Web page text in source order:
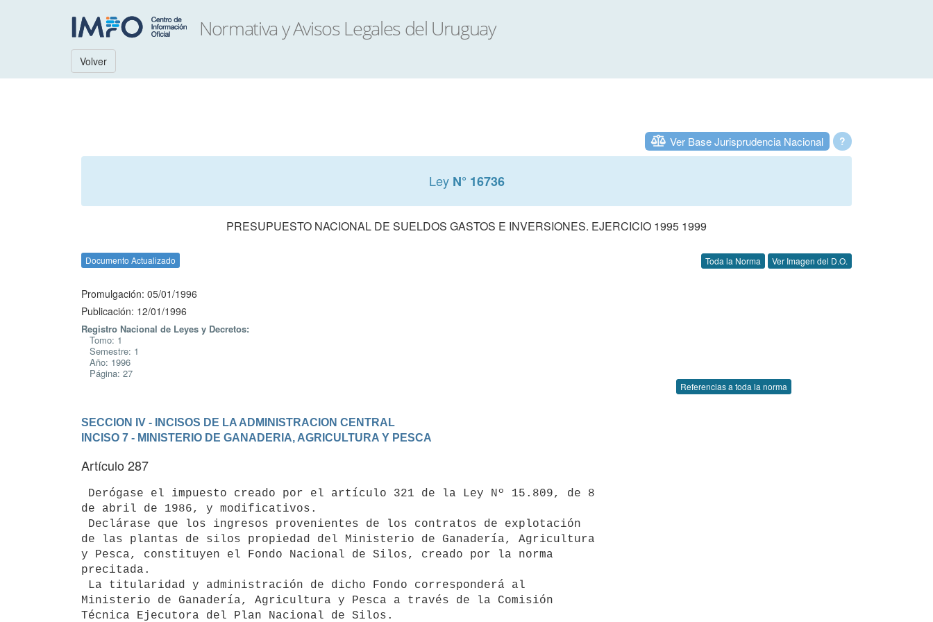
Volver
?
Ver Base Jurisprudencia Nacional
Ley N° 16736
PRESUPUESTO NACIONAL DE SUELDOS GASTOS E INVERSIONES. EJERCICIO 1995 1999
Documento Actualizado Toda la Norma Ver Imagen del D.O.
Promulgación: 05/01/1996
Publicación: 12/01/1996
Registro Nacional de Leyes y Decretos:
Tomo: 1
Semestre: 1
Año: 1996
Página: 27
Referencias a toda la norma
SECCION IV - INCISOS DE LA ADMINISTRACION CENTRAL
INCISO 7 - MINISTERIO DE GANADERIA, AGRICULTURA Y PESCA
Artículo 287
de abril de 1986, y modificativos.
de las plantas de silos propiedad del Ministerio de Ganadería, Agricultura
y Pesca, constituyen el Fondo Nacional de Silos, creado por la norma
precitada.
Ministerio de Ganadería, Agricultura y Pesca a través de la Comisión